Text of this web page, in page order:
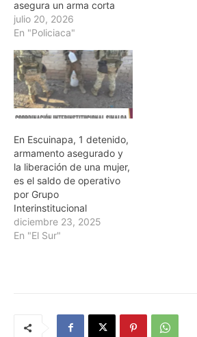
asegura un arma corta
julio 20, 2026
En "Policiaca"
En Escuinapa, 1 detenido,
armamento asegurado y
la liberación de una mujer,
es el saldo de operativo
por Grupo
Interinstitucional
diciembre 23, 2025
En "El Sur"